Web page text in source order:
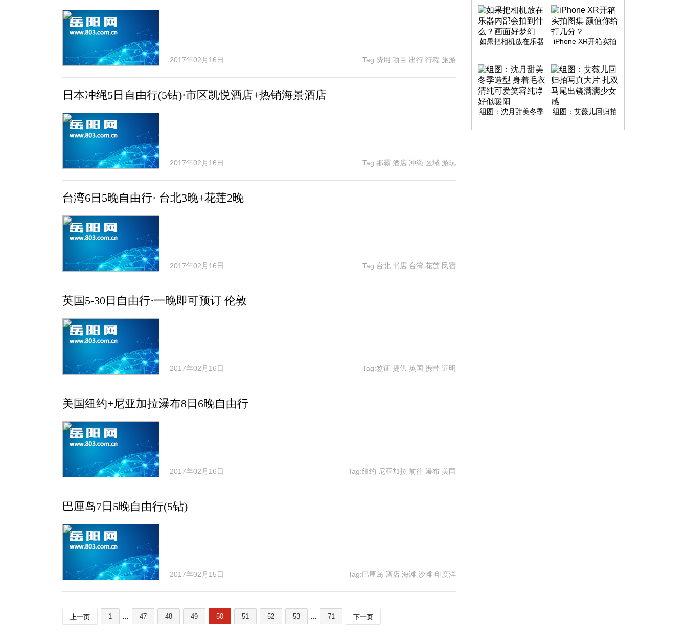
2017年02月16日 Tag:费用 项目 出行 行程 旅游
日本冲绳5日自由行(5钻)·市区凯悦酒店+热销海景酒店
2017年02月16日 Tag:那霸 酒店 冲绳 区域 游玩
台湾6日5晚自由行· 台北3晚+花莲2晚
2017年02月16日 Tag:台北 书店 台湾 花莲 民宿
英国5-30日自由行·一晚即可预订 伦敦
2017年02月16日 Tag:签证 提供 英国 携带 证明
美国纽约+尼亚加拉瀑布8日6晚自由行
2017年02月16日 Tag:纽约 尼亚加拉 前往 瀑布 美国
巴厘岛7日5晚自由行(5钻)
2017年02月15日 Tag:巴厘岛 酒店 海滩 沙滩 印度洋
上一页 1 ... 47 48 49 50 51 52 53 ... 71 下一页
大片优雅美艳
英朴叙俊深情对望
如果把相机放在乐器
iPhone XR开箱实拍
组图：沈月甜美冬季
组图：艾薇儿回归拍